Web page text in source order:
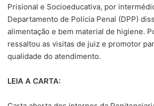
Prisional e Socioeducativa, por
Departamento de Polícia Penal (DPP)
alimentação e bem material de higiene.
ressaltou as visitas de juiz e promotor
qualidade do atendimento.
LEIA A CARTA: